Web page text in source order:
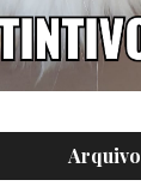
Arquivo